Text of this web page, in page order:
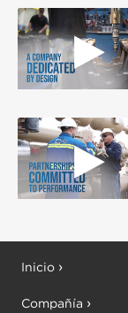
Inicio
Compañía